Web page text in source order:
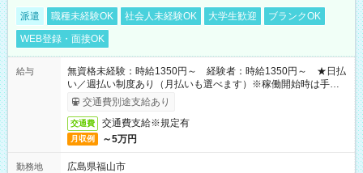
派遣 職種未経験OK 社会人未経験OK 大学生歓迎
ブランクOK
WEB登録・面接OK
給与
無資格未経験：時給1350円～ 経験者：時給1350円～ ★日払
い／週払い制度あり（月払いも選べます）※稼働開始時は手続き
完了次第のお支払いとなります。
交通費別途支給あり
交通費 交通費支給※規定有
月収例 ～5万円
勤務地
広島県福山市